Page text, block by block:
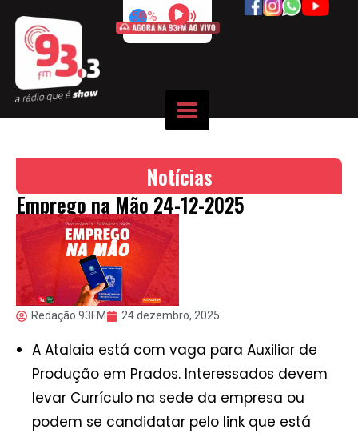
50%
Notícias
Emprego na Mão 24-12-2025
Redação 93FM 24 dezembro, 2025
A Atalaia está com vaga para Auxiliar de
Produção em Prados. Interessados devem
levar Currículo na sede da empresa ou
podem se candidatar pelo link que está